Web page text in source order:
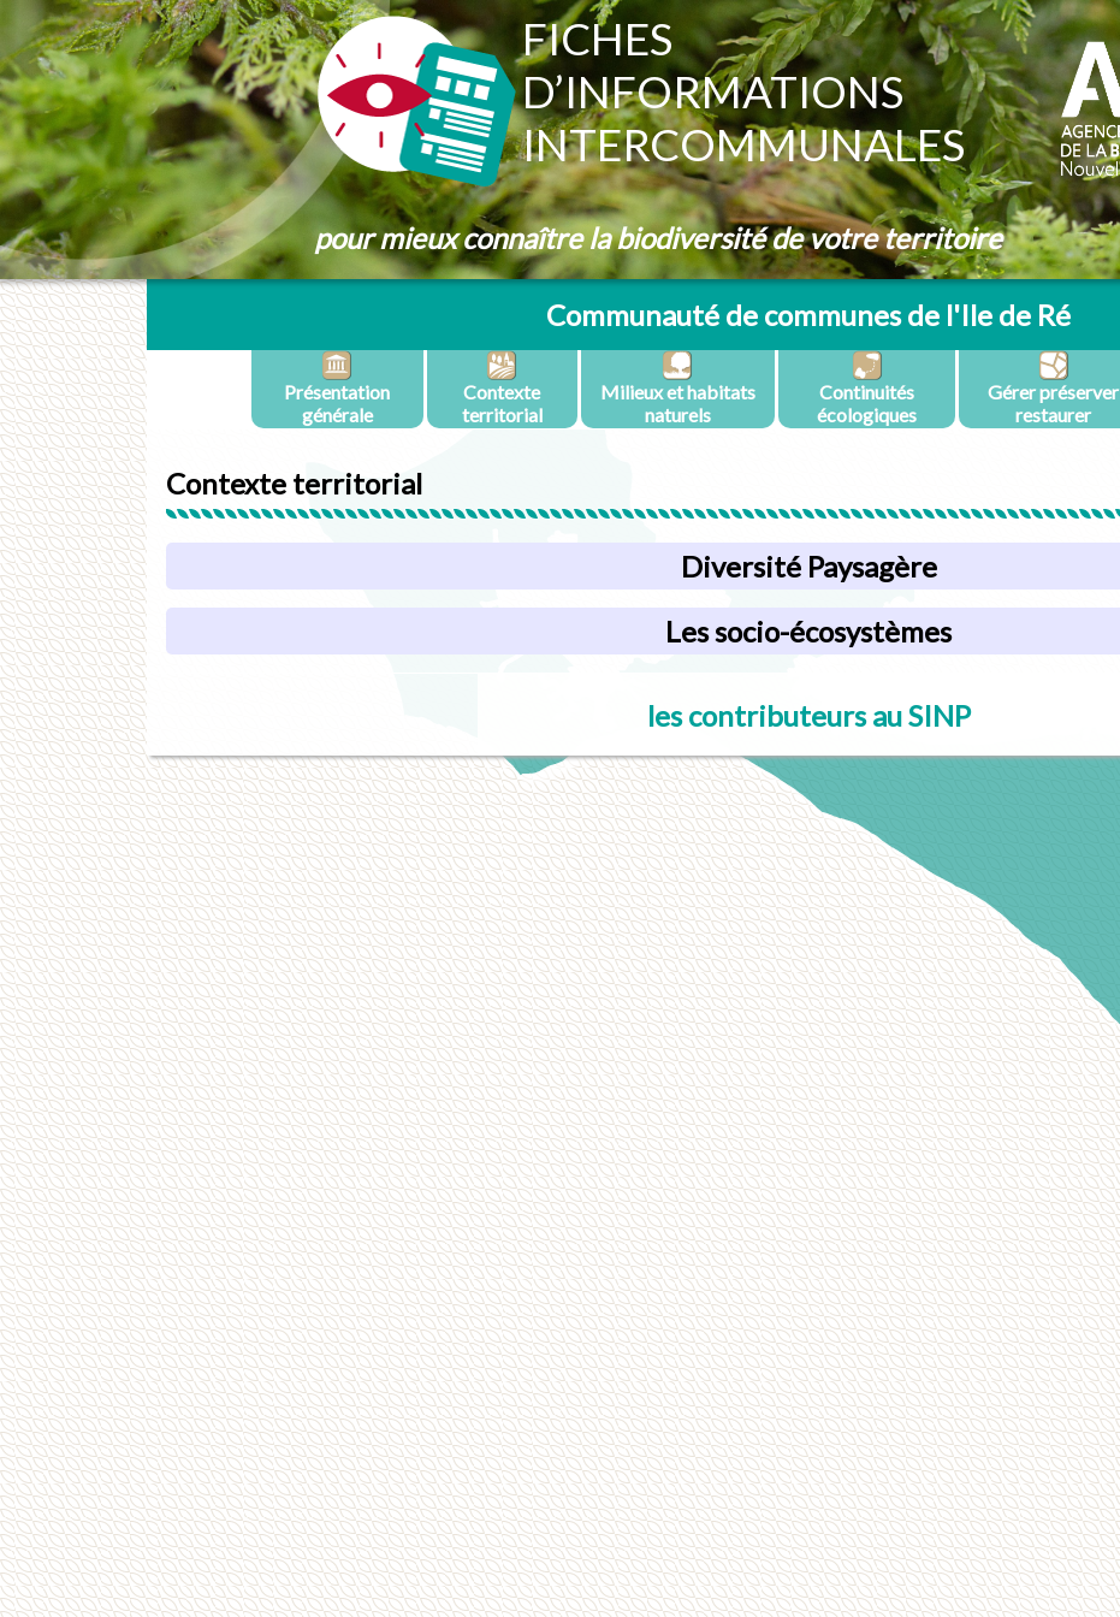
FICHES
D’INFORMATIONS
INTERCOMMUNALES
pour mieux connaître la biodiversité de votre territoire
Communauté de communes de l'Ile de Ré
Présentation
générale
Contexte
territorial
Milieux et habitats
naturels
Continuités
écologiques
Gérer préserver
restaurer
Contexte territorial
Diversité Paysagère
Les socio-écosystèmes
les contributeurs au SINP
Panneau de gestion des cookies